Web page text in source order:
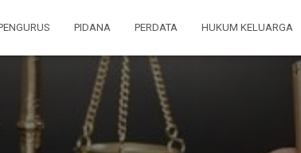
PIDANA PERDATA HUKUM KELUARGA